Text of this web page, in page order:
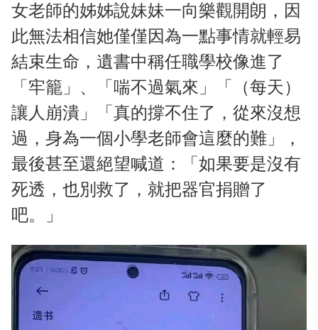
女老師的姊姊說妹妹一向樂觀開朗，因
此無法相信她僅僅因為一點事情就輕易
結束生命，遺書中稱任職學校像進了
「牢籠」、「喘不過氣來」「（每天）
讓人崩潰」「真的撐不住了，從來沒想
過，身為一個小學老師會這麼的難」，
最後甚至還絕望喊道：「如果要是沒有
死透，也別救了，就把器官捐贈了
吧。」